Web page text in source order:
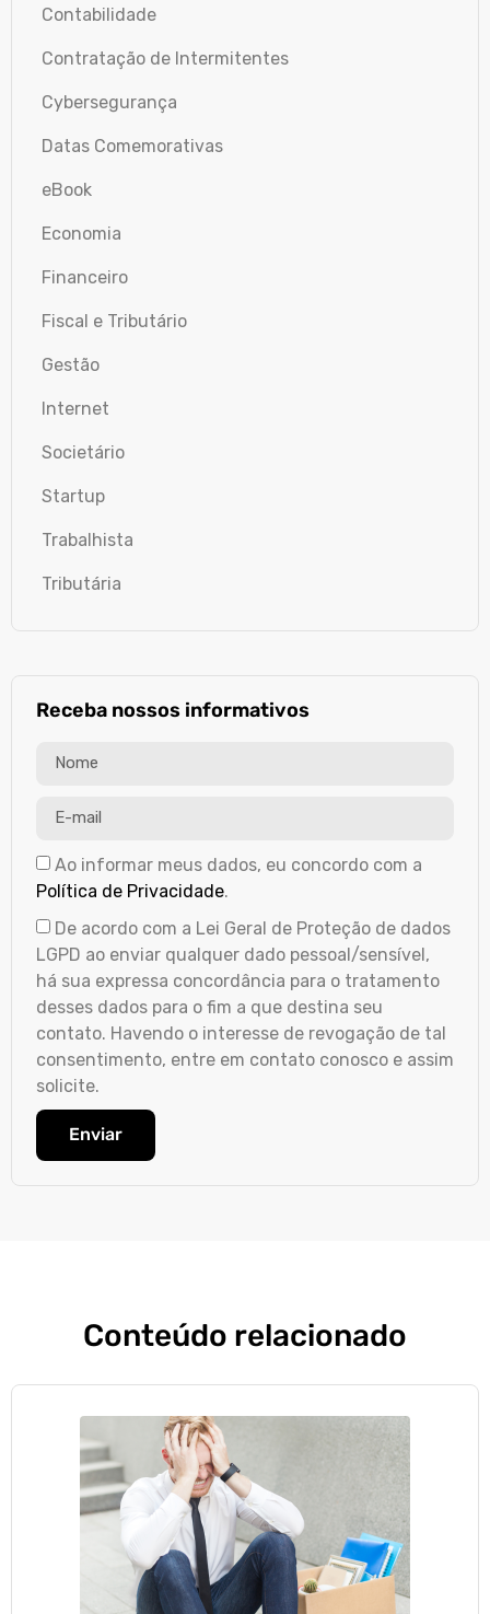
Contabilidade
Contratação de Intermitentes
Cybersegurança
Datas Comemorativas
eBook
Economia
Financeiro
Fiscal e Tributário
Gestão
Internet
Societário
Startup
Trabalhista
Tributária
Receba nossos informativos
Ao informar meus dados, eu concordo com a
Política de Privacidade.
De acordo com a Lei Geral de Proteção de dados
LGPD ao enviar qualquer dado pessoal/sensível,
há sua expressa concordância para o tratamento
desses dados para o fim a que destina seu
contato. Havendo o interesse de revogação de tal
consentimento, entre em contato conosco e assim
solicite.
Enviar
Conteúdo relacionado